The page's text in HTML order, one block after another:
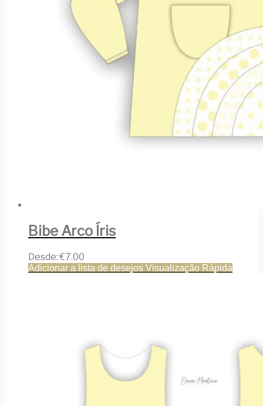
Bibe Arco Íris
Desde:€7.00
Adicionar a lista de desejos Visualização Rápida